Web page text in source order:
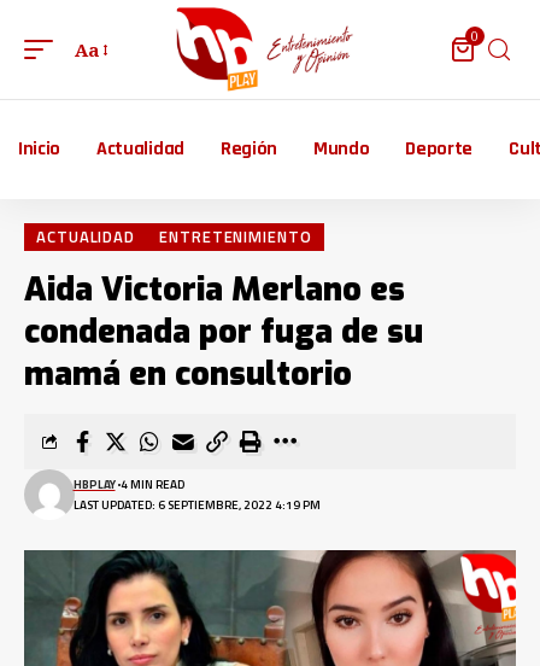
Aa
0
Inicio Actualidad Región Mundo Deporte
ACTUALIDAD ENTRETENIMIENTO
Aida Victoria Merlano es
condenada por fuga de su
mamá en consultorio
LAST UPDATED: 6 SEPTIEMBRE, 2022 4:19 PM
HBPLAY 4 MIN READ